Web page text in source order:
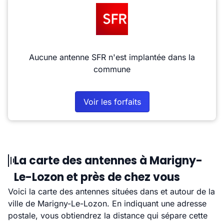
Aucune antenne SFR n'est implantée dans la
commune
Voir les forfaits
La carte des antennes à Marigny-
Le-Lozon et près de chez vous
Voici la carte des antennes situées dans et autour de la
ville de Marigny-Le-Lozon. En indiquant une adresse
postale, vous obtiendrez la distance qui sépare cette